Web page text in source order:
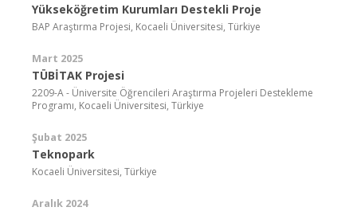
Yükseköğretim Kurumları Destekli Proje
BAP Araştırma Projesi, Kocaeli Üniversitesi, Türkiye
Mart 2025
TÜBİTAK Projesi
2209-A - Üniversite Öğrencileri Araştırma Projeleri Destekleme
Programı, Kocaeli Üniversitesi, Türkiye
Şubat 2025
Teknopark
Kocaeli Üniversitesi, Türkiye
Aralık 2024